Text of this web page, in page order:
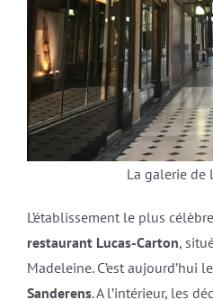
La galerie de
L’établissement le plus
restaurant Lucas-Carton,
Madeleine. C’est aujourd’hui
Sanderens. A l’intérieur, les